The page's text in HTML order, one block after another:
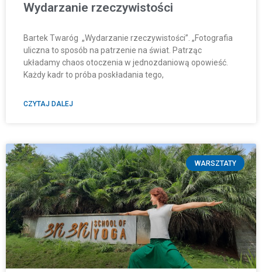
Wydarzanie rzeczywistości
Bartek Twaróg „Wydarzanie rzeczywistości”. „Fotografia
uliczna to sposób na patrzenie na świat. Patrząc
układamy chaos otoczenia w jednozdaniową opowieść.
Każdy kadr to próba poskładania tego,
CZYTAJ DALEJ
WARSZTATY